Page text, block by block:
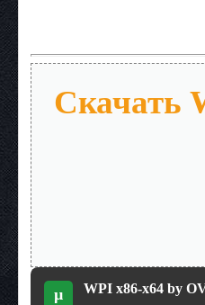
Скачать
µ WPI x86-x64 by